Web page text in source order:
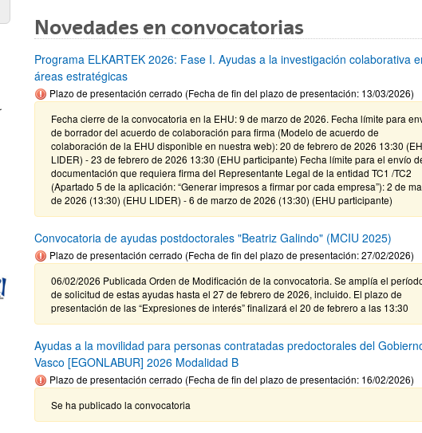
Novedades en convocatorias
Programa ELKARTEK 2026: Fase I. Ayudas a la investigación colaborativa
áreas estratégicas
Plazo de presentación cerrado (Fecha de fin del plazo de presentación: 13/03/2026)
Fecha cierre de la convocatoria en la EHU: 9 de marzo de 2026. Fecha límite para
de borrador del acuerdo de colaboración para firma (Modelo de acuerdo de
colaboración de la EHU disponible en nuestra web): 20 de febrero de 2026 13:30
LIDER) - 23 de febrero de 2026 13:30 (EHU participante) Fecha límite para el envío
documentación que requiera firma del Representante Legal de la entidad TC1 /TC2
(Apartado 5 de la aplicación: “Generar impresos a firmar por cada empresa”): 2 de
de 2026 (13:30) (EHU LIDER) - 6 de marzo de 2026 (13:30) (EHU participante)
Convocatoria de ayudas postdoctorales "Beatriz Galindo" (MCIU 2025)
Plazo de presentación cerrado (Fecha de fin del plazo de presentación: 27/02/2026)
06/02/2026 Publicada Orden de Modificación de la convocatoria. Se amplía el
de solicitud de estas ayudas hasta el 27 de febrero de 2026, incluido. El plazo de
presentación de las “Expresiones de interés” finalizará el 20 de febrero a las 13:30
Ayudas a la movilidad para personas contratadas predoctorales del
Vasco [EGONLABUR] 2026 Modalidad B
Plazo de presentación cerrado (Fecha de fin del plazo de presentación: 16/02/2026)
Se ha publicado la convocatoria